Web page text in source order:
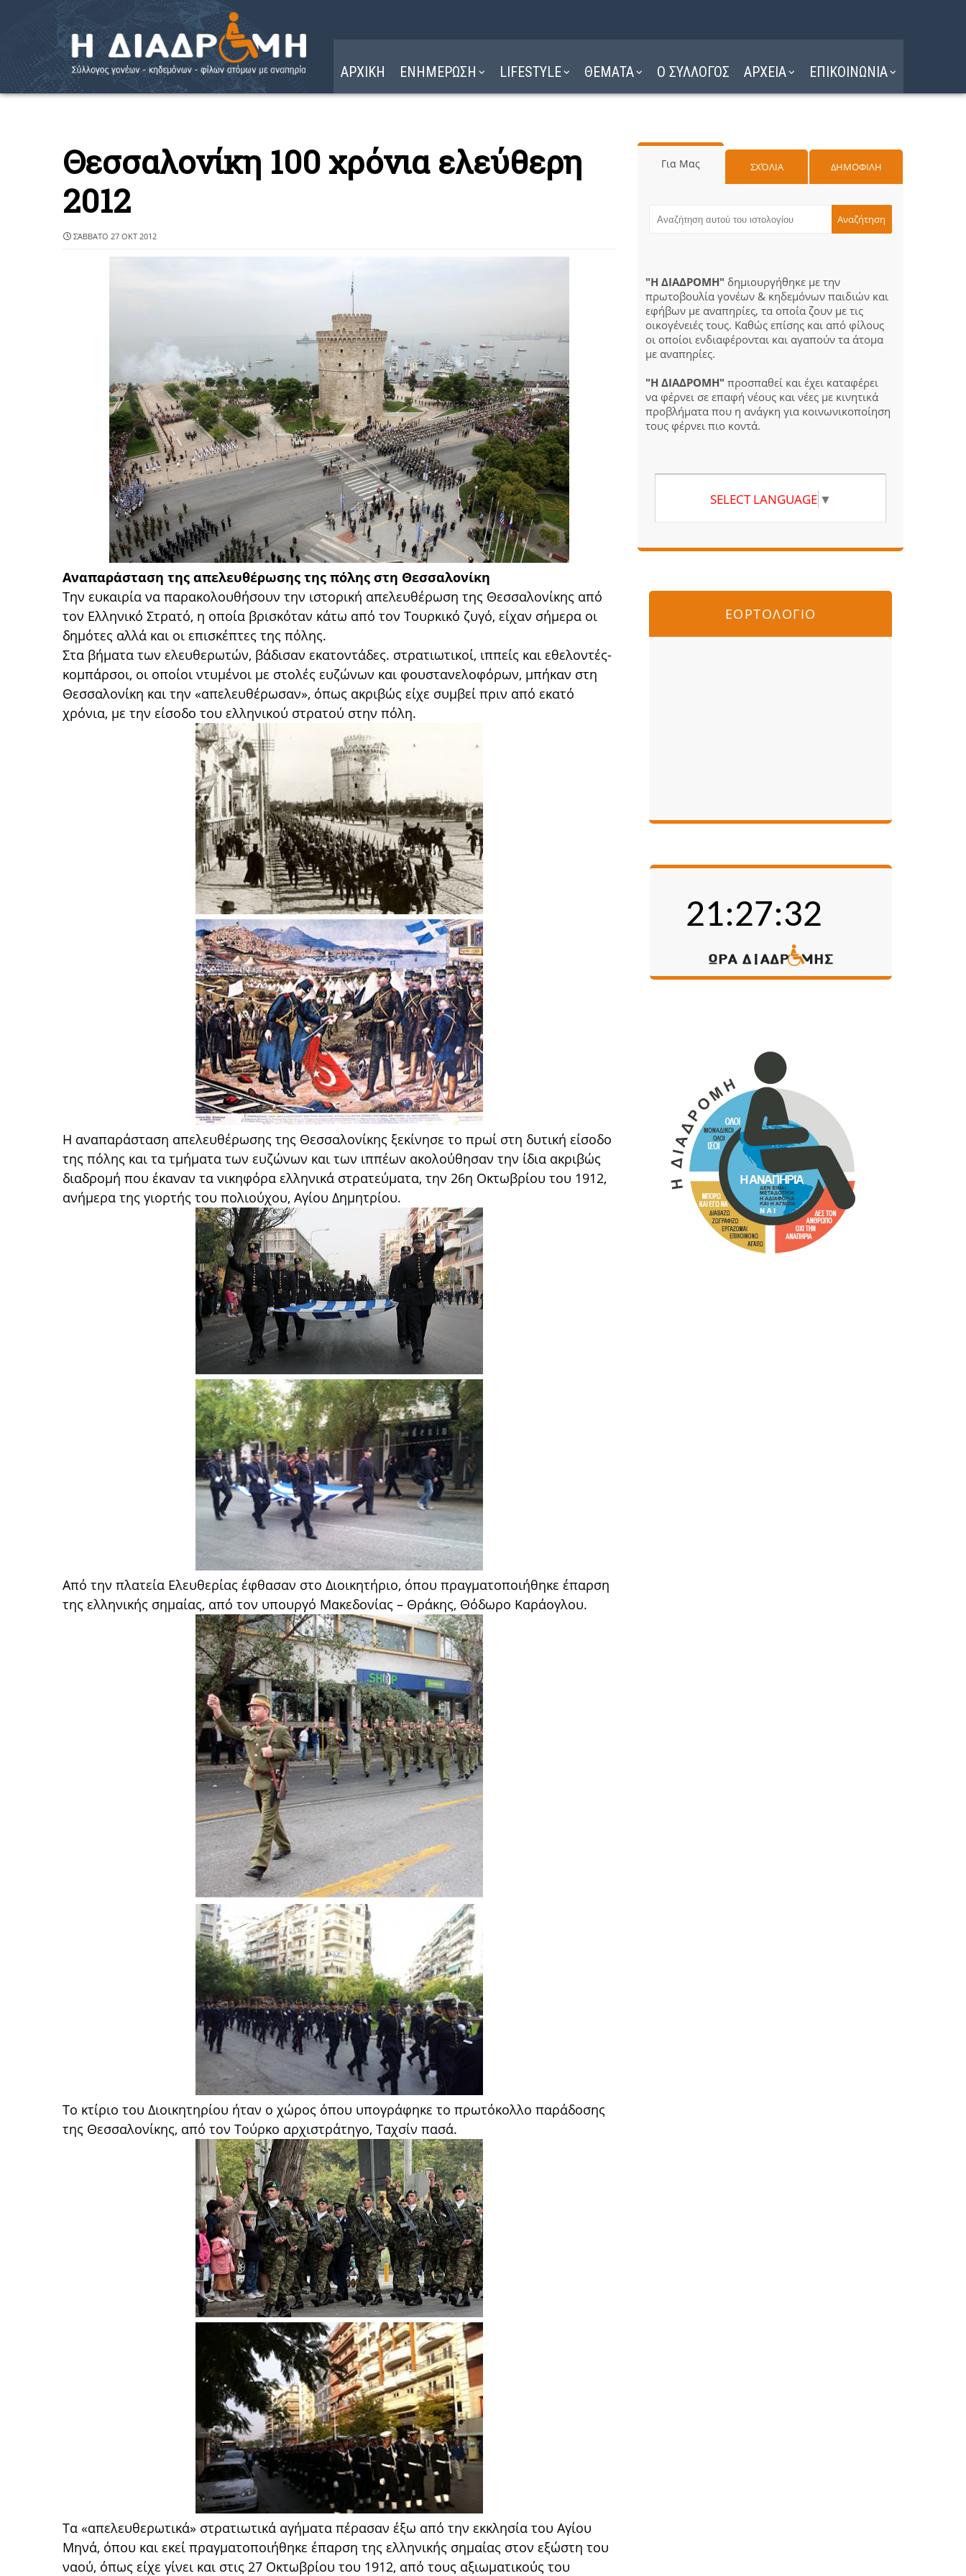
ΑΡΧΙΚΗ ΕΝΗΜΕΡΩΣΗ LIFESTYLE ΘΕΜΑΤΑ Ο ΣΥΛΛΟΓΟΣ ΑΡΧΕΙΑ ΕΠΙΚΟΙΝΩΝΙΑ
Θεσσαλονίκη 100 χρόνια ελεύθερη
2012
ΣΆΒΒΑΤΟ 27 ΟΚΤ 2012
Αναπαράσταση της απελευθέρωσης της πόλης στη Θεσσαλονίκη
Την ευκαιρία να παρακολουθήσουν την ιστορική απελευθέρωση της Θεσσαλονίκης από
τον Ελληνικό Στρατό, η οποία βρισκόταν κάτω από τον Τουρκικό ζυγό, είχαν σήμερα οι
δημότες αλλά και οι επισκέπτες της πόλης.
Στα βήματα των ελευθερωτών, βάδισαν εκατοντάδες. στρατιωτικοί, ιππείς και εθελοντές-
κομπάρσοι, οι οποίοι ντυμένοι με στολές ευζώνων και φουστανελοφόρων, μπήκαν στη
Θεσσαλονίκη και την «απελευθέρωσαν», όπως ακριβώς είχε συμβεί πριν από εκατό
χρόνια, με την είσοδο του ελληνικού στρατού στην πόλη.
Η αναπαράσταση απελευθέρωσης της Θεσσαλονίκης ξεκίνησε το πρωί στη δυτική είσοδο
της πόλης και τα τμήματα των ευζώνων και των ιππέων ακολούθησαν την ίδια ακριβώς
διαδρομή που έκαναν τα νικηφόρα ελληνικά στρατεύματα, την 26η Οκτωβρίου του 1912,
ανήμερα της γιορτής του πολιούχου, Αγίου Δημητρίου.
Από την πλατεία Ελευθερίας έφθασαν στο Διοικητήριο, όπου πραγματοποιήθηκε έπαρση
της ελληνικής σημαίας, από τον υπουργό Μακεδονίας – Θράκης, Θόδωρο Καράογλου.
Το κτίριο του Διοικητηρίου ήταν ο χώρος όπου υπογράφηκε το πρωτόκολλο παράδοσης
της Θεσσαλονίκης, από τον Τούρκο αρχιστράτηγο, Ταχσίν πασά.
Τα «απελευθερωτικά» στρατιωτικά αγήματα πέρασαν έξω από την εκκλησία του Αγίου
Μηνά, όπου και εκεί πραγματοποιήθηκε έπαρση της ελληνικής σημαίας στον εξώστη του
ναού, όπως είχε γίνει και στις 27 Οκτωβρίου του 1912, από τους αξιωματικούς του
Για Μας ΣΧΌΛΙΑ ΔΗΜΟΦΙΛΗ
"Η ΔΙΑΔΡΟΜΗ" δημιουργήθηκε με την
πρωτοβουλία γονέων & κηδεμόνων παιδιών και
εφήβων με αναπηρίες, τα οποία ζουν με τις
οικογένειές τους. Καθώς επίσης και από φίλους
οι οποίοι ενδιαφέρονται και αγαπούν τα άτομα
με αναπηρίες.
"Η ΔΙΑΔΡΟΜΗ" προσπαθεί και έχει καταφέρει
να φέρνει σε επαφή νέους και νέες με κινητικά
προβλήματα που η ανάγκη για κοινωνικοποίηση
τους φέρνει πιο κοντά.
SELECT LANGUAGE ▼
ΕΟΡΤΟΛΟΓΙΟ